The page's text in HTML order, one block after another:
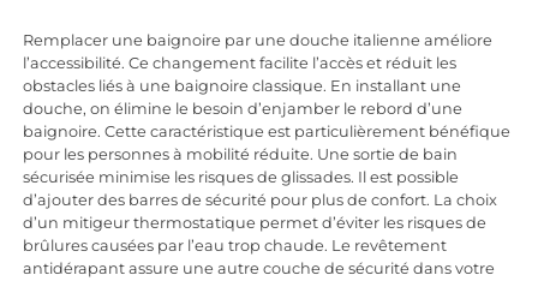
Remplacer une baignoire par une douche italienne améliore
l’accessibilité. Ce changement facilite l’accès et réduit les
obstacles liés à une baignoire classique. En installant une
douche, on élimine le besoin d’enjamber le rebord d’une
baignoire. Cette caractéristique est particulièrement bénéfique
pour les personnes à mobilité réduite. Une sortie de bain
sécurisée minimise les risques de glissades. Il est possible
d’ajouter des barres de sécurité pour plus de confort. La choix
d’un mitigeur thermostatique permet d’éviter les risques de
brûlures causées par l’eau trop chaude. Le revêtement
antidérapant assure une autre couche de sécurité dans votre